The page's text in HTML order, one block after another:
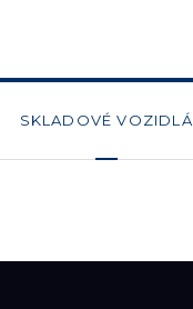
SKLADOVÉ VOZIDLÁ